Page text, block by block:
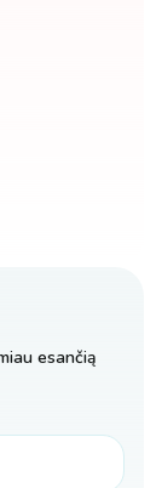
esančią